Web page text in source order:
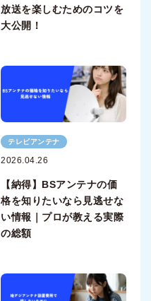
放送を楽しむためのコツを
大公開！
テレビアンテナ
2026.04.26
【納得】BSアンテナの価
格を知りたいなら見逃せな
い情報｜プロが教える実際
の総額